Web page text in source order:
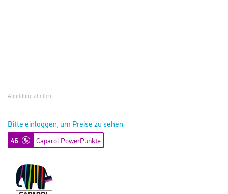
Abbildung ähnlich
Bitte einloggen, um Preise zu sehen
46 Caparol PowerPunkte